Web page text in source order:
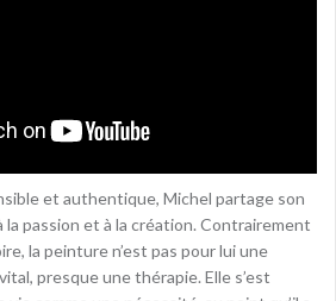
et authentique, Michel partage son
la passion et à la création. Contrairement
la peinture n’est pas pour lui une
presque une thérapie. Elle s’est